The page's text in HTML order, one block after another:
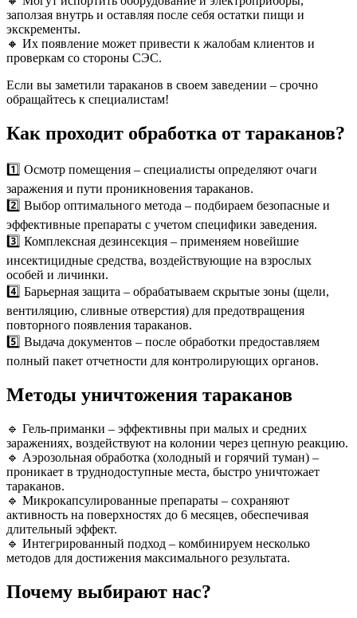
заползая внутрь и оставляя после себя остатки пищи и
экскременты.
🔸 Их появление может привести к жалобам клиентов и
проверкам со стороны СЭС.
Если вы заметили тараканов в своем заведении – срочно
обращайтесь к специалистам!
Как проходит обработка от тараканов?
1️⃣ Осмотр помещения – специалисты определяют очаги
заражения и пути проникновения тараканов.
2️⃣ Выбор оптимального метода – подбираем безопасные и
эффективные препараты с учетом специфики заведения.
3️⃣ Комплексная дезинсекция – применяем новейшие
инсектицидные средства, воздействующие на взрослых
особей и личинки.
4️⃣ Барьерная защита – обрабатываем скрытые зоны (щели,
вентиляцию, сливные отверстия) для предотвращения
повторного появления тараканов.
5️⃣ Выдача документов – после обработки предоставляем
полный пакет отчетности для контролирующих органов.
Методы уничтожения тараканов
🔹 Гель-приманки – эффективны при малых и средних
заражениях, воздействуют на колонии через цепную реакцию.
🔹 Аэрозольная обработка (холодный и горячий туман) –
проникает в труднодоступные места, быстро уничтожает
тараканов.
🔹 Микрокапсулированные препараты – сохраняют
активность на поверхностях до 6 месяцев, обеспечивая
длительный эффект.
🔹 Интегрированный подход – комбинируем несколько
методов для достижения максимального результата.
Почему выбирают нас?